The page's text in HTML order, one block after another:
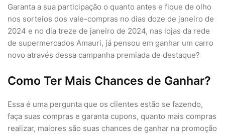
Garanta a sua participação o quanto antes e fique de olho
nos sorteios dos vale-compras no dias doze de janeiro de
2024 e no dia treze de janeiro de 2024, nas lojas da rede
de supermercados Amauri, já pensou em ganhar um carro
novo através dessa campanha premiada de destaque?
Como Ter Mais Chances de Ganhar?
Essa é uma pergunta que os clientes estão se fazendo,
faça suas compras e garanta cupons, quanto mais compras
realizar, maiores são suas chances de ganhar na promoção